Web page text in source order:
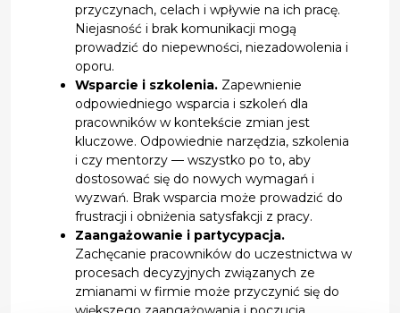
przyczynach, celach i wpływie na ich pracę.
Niejasność i brak komunikacji mogą
prowadzić do niepewności, niezadowolenia i
oporu.
Wsparcie i szkolenia. Zapewnienie
odpowiedniego wsparcia i szkoleń dla
pracowników w kontekście zmian jest
kluczowe. Odpowiednie narzędzia, szkolenia
i czy mentorzy — wszystko po to, aby
dostosować się do nowych wymagań i
wyzwań. Brak wsparcia może prowadzić do
frustracji i obniżenia satysfakcji z pracy.
Zaangażowanie i partycypacja.
Zachęcanie pracowników do uczestnictwa w
procesach decyzyjnych związanych ze
zmianami w firmie może przyczynić się do